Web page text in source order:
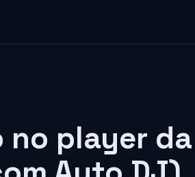
no player da